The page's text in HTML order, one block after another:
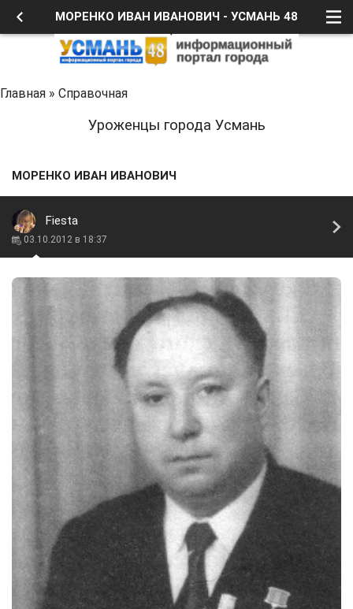
МОРЕНКО ИВАН ИВАНОВИЧ - УСМАНЬ 48
Главная » Справочная
Уроженцы города Усмань
МОРЕНКО ИВАН ИВАНОВИЧ
Fiesta
03.10.2012 в 18:37